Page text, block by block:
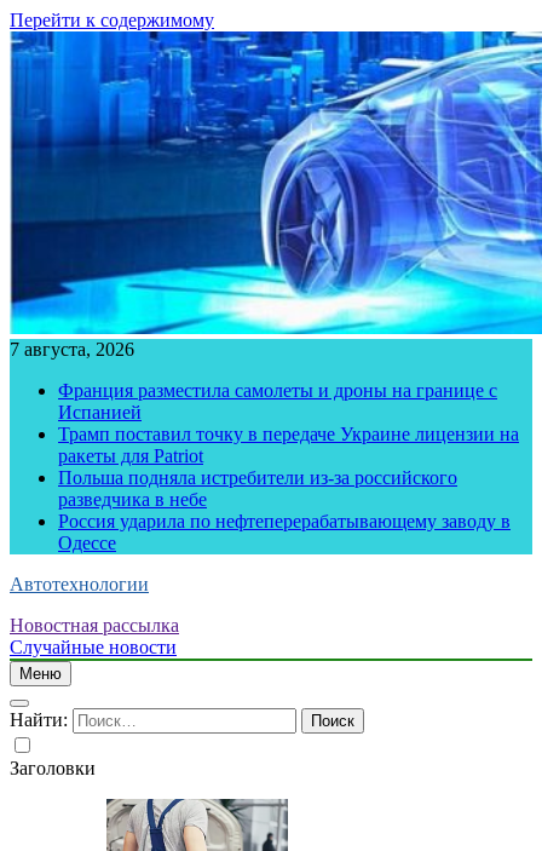
Перейти к содержимому
7 августа, 2026
Франция разместила самолеты и дроны на границе с
Испанией
Трамп поставил точку в передаче Украине лицензии на
ракеты для Patriot
Польша подняла истребители из-за российского
разведчика в небе
Россия ударила по нефтеперерабатывающему заводу в
Одессе
Автотехнологии
Новостная рассылка
Случайные новости
Меню
Найти:
Заголовки